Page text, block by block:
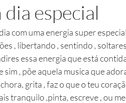
especial
com uma energia super
, libertando , sentindo ,
essa energia que está
sim , põe aquela musica que
grita , faz o que o teu
tranquilo ,pinta, escreve , ou